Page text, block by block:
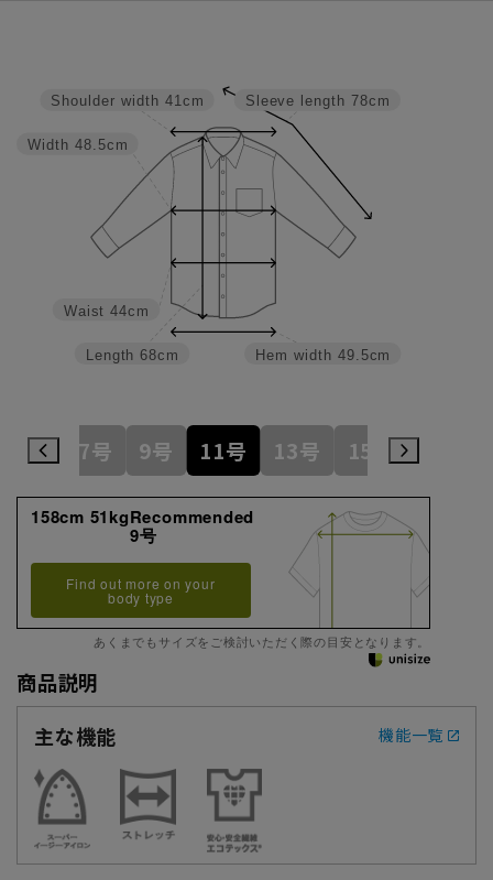
Hem width 49.5cm
Sleeve length 78cm
Length 68cm
Waist 44cm
Width 48.5cm
Shoulder width 41cm
7号 9号 11号 13号 15号
158cm 51kgRecommended
9号
Find out more on your
body type
あくまでもサイズをご検討いただく際の目安となります。
商品説明
主な機能
機能一覧